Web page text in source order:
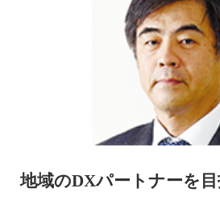
地域のDXパートナーを